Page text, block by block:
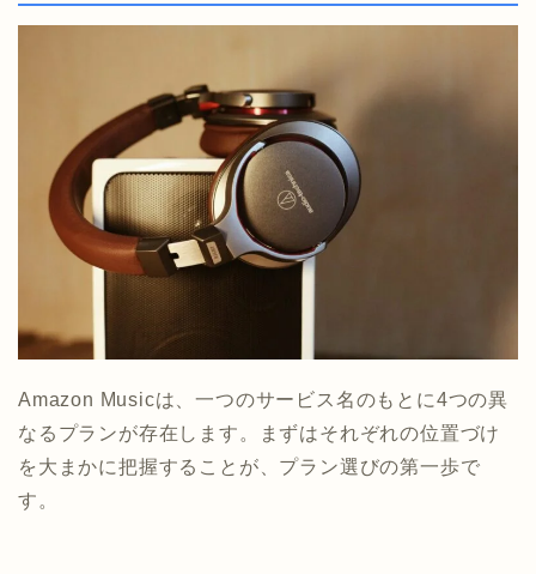
Amazon Musicは、一つのサービス名のもとに4つの異
なるプランが存在します。まずはそれぞれの位置づけ
を大まかに把握することが、プラン選びの第一歩で
す。